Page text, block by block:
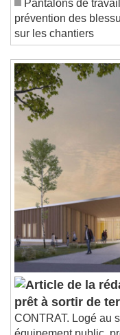
Current Time
/
Duration-:-
Loaded:0%
Stream Type
Seek to live,
Remaining Time
1x
Subtitles
subtitles
settings
Audio Track
Picture-in-
This is a
Pantalons de
prévention des
sur les chantiers
prêt à sortir de
CONTRAT. Logé au